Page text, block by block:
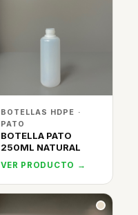
BOTELLAS HDPE ·
PATO
BOTELLA PATO
250ML NATURAL
VER PRODUCTO →